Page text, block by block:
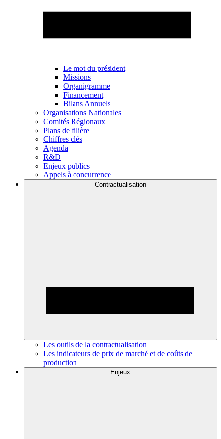
Le mot du président
Missions
Organigramme
Financement
Bilans Annuels
Organisations Nationales
Comités Régionaux
Plans de filière
Chiffres clés
Agenda
R&D
Enjeux publics
Appels à concurrence
Contractualisation
Les outils de la contractualisation
Les indicateurs de prix de marché et de coûts de
production
Enjeux